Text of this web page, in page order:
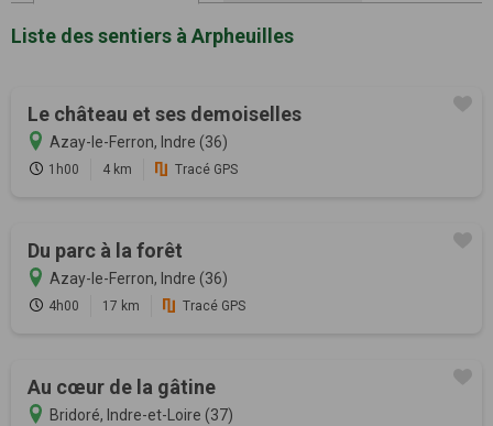
Liste des sentiers à Arpheuilles
Le château et ses demoiselles
Azay-le-Ferron, Indre (36)
1h00 4 km Tracé GPS
Du parc à la forêt
Azay-le-Ferron, Indre (36)
4h00 17 km Tracé GPS
Au cœur de la gâtine
Bridoré, Indre-et-Loire (37)